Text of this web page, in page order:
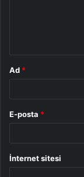
Ad *
E-posta *
İnternet sitesi